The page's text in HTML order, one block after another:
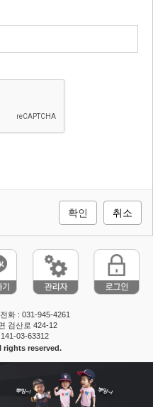
취소
화 : 031-945-4261
검산로 424-12
03-63312
rights reserved.